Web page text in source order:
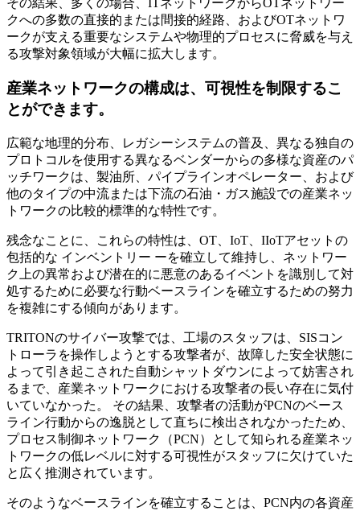
その結果、多くの場合、ITネットワークからOTネットワー
クへの多数の直接的または間接的経路、およびOTネットワ
ークが支える重要なシステムや物理的プロセスに脅威を与え
る攻撃対象領域が大幅に拡大します。
産業ネットワークの構成は、可視性を制限するこ
とができます。
広範な地理的分布、レガシーシステムの普及、異なる独自の
プロトコルを使用する異なるベンダーからの多様な資産のパ
ッチワークは、製油所、パイプラインオペレーター、および
他のタイプの中流または下流の石油・ガス施設での産業ネッ
トワークの比較的標準的な特性です。
残念なことに、これらの特性は、OT、IoT、IIoTアセットの
包括的な インベントリー ーを確立して維持し、ネットワー
ク上の異常および潜在的に悪意のあるイベントを識別して対
処するために必要な行動ベースラインを確立するための努力
を複雑にする傾向があります。
TRITONのサイバー攻撃では、工場のスタッフは、SISコン
トローラを操作しようとする攻撃者が、故障した安全状態に
よって引き起こされた自動シャットダウンによって妨害され
るまで、産業ネットワークにおける攻撃者の長い存在に気付
いていなかった。 その結果、攻撃者の活動がPCNのベース
ライン行動からの逸脱として直ちに検出されなかったため、
プロセス制御ネットワーク（PCN）として知られる産業ネッ
トワークの低レベルに対する可視性がスタッフに欠けていた
と広く推測されています。
そのようなベースラインを確立することは、PCN内の各資産